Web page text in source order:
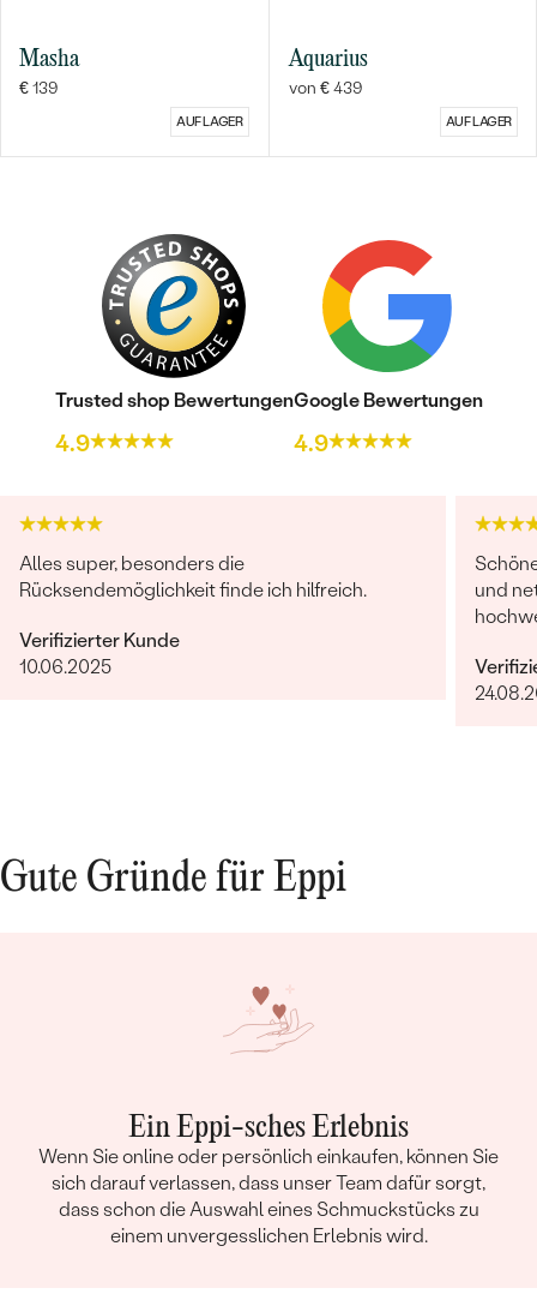
Masha
€ 139
AUF LAGER
Aquarius
von € 439
AUF LAGER
Trusted shop Bewertungen
4.9
Google Bewertungen
4.9
Alles super, besonders die
Rücksendemöglichkeit finde ich hilfreich.
Verifizierter Kunde
10.06.2025
und
Gute Gründe für Eppi
Ein Eppi-sches Erlebnis
Wenn Sie online oder persönlich einkaufen, können Sie
sich darauf verlassen, dass unser Team dafür sorgt,
dass schon die Auswahl eines Schmuckstücks zu
einem unvergesslichen Erlebnis wird.